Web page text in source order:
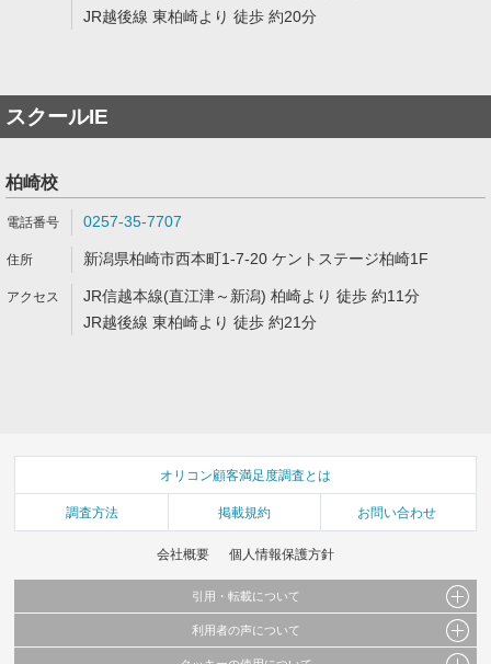
JR越後線 東柏崎より 徒歩 約20分
スクールIE
柏崎校
0257-35-7707
新潟県柏崎市西本町1-7-20 ケントステージ柏崎1F
JR信越本線(直江津～新潟) 柏崎より 徒歩 約11分
JR越後線 東柏崎より 徒歩 約21分
オリコン顧客満足度調査とは
調査方法 掲載規約 お問い合わせ
会社概要 個人情報保護方針
引用・転載について
当サイトで公開されている情報（文字、写真、イラスト、画像データ等）及びこれらの配
利用者の声について